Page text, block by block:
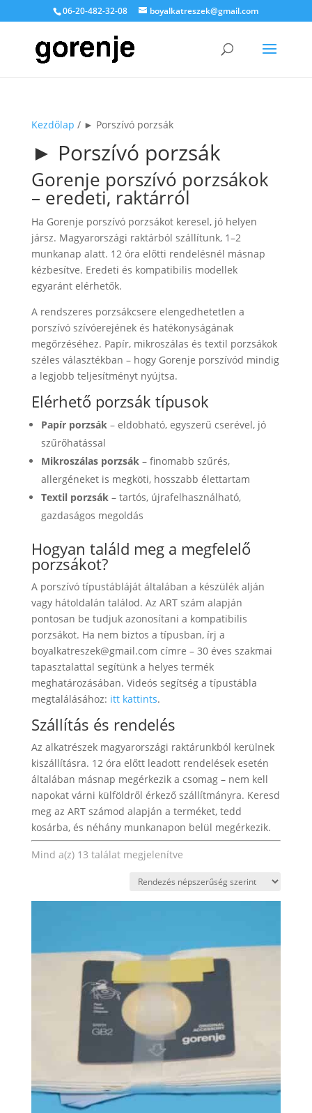
06-20-482-32-08 boyalkatreszek@gmail.com
Kezdőlap / ► Porszívó porzsák
► Porszívó porzsák
Gorenje porszívó porzsákok
– eredeti, raktárról
Ha Gorenje porszívó porzsákot keresel, jó helyen
jársz. Magyarországi raktárból szállítunk, 1–2
munkanap alatt. 12 óra előtti rendelésnél másnap
kézbesítve. Eredeti és kompatibilis modellek
egyaránt elérhetők.
A rendszeres porzsákcsere elengedhetetlen a
porszívó szívóerejének és hatékonyságának
megőrzéséhez. Papír, mikroszálas és textil porzsákok
széles választékban – hogy Gorenje porszívód mindig
a legjobb teljesítményt nyújtsa.
Elérhető porzsák típusok
Papír porzsák– eldobható, egyszerű cserével, jó
szűrőhatással
Mikroszálas porzsák– finomabb szűrés,
allergéneket is megköti, hosszabb élettartam
Textil porzsák– tartós, újrafelhasználható,
gazdaságos megoldás
Hogyan találd meg a megfelelő
porzsákot?
A porszívó típustábláját általában a készülék alján
vagy hátoldalán találod. Az ART szám alapján
pontosan be tudjuk azonosítani a kompatibilis
porzsákot. Ha nem biztos a típusban, írj a
boyalkatreszek@gmail.com címre – 30 éves szakmai
tapasztalattal segítünk a helyes termék
meghatározásában. Videós segítség a típustábla
megtalálásához: itt kattints.
Szállítás és rendelés
Az alkatrészek magyarországi raktárunkból kerülnek
kiszállításra. 12 óra előtt leadott rendelések esetén
általában másnap megérkezik a csomag – nem kell
napokat várni külföldről érkező szállítmányra. Keresd
meg az ART számod alapján a terméket, tedd
kosárba, és néhány munkanapon belül megérkezik.
Mind a(z) 13 találat megjelenítveSorted
popularity